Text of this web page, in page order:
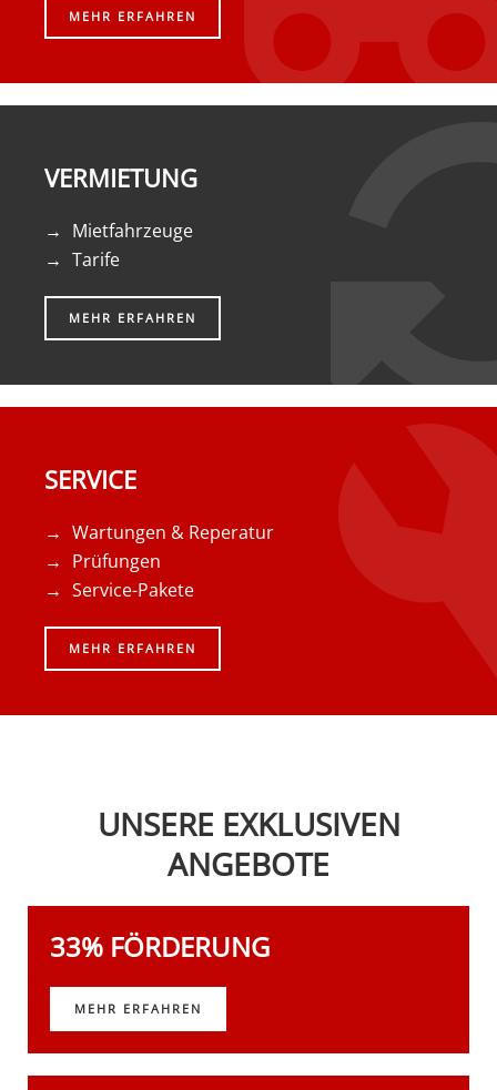
MEHR ERFAHREN
VERMIETUNG
Mietfahrzeuge
Tarife
MEHR ERFAHREN
SERVICE
Wartungen & Reperatur
Prüfungen
Service-Pakete
MEHR ERFAHREN
UNSERE EXKLUSIVEN
ANGEBOTE
33% FÖRDERUNG
MEHR ERFAHREN